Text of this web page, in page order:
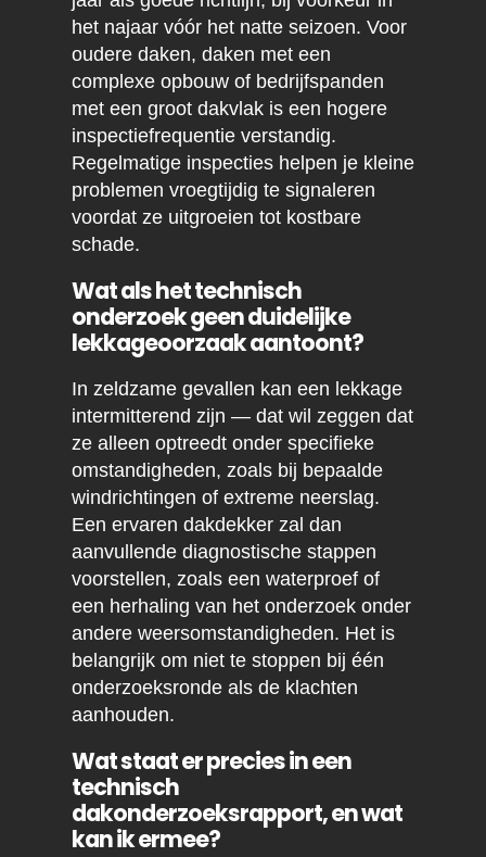
het najaar vóór het natte seizoen. Voor
oudere daken, daken met een
complexe opbouw of bedrijfspanden
met een groot dakvlak is een hogere
inspectiefrequentie verstandig.
Regelmatige inspecties helpen je kleine
problemen vroegtijdig te signaleren
voordat ze uitgroeien tot kostbare
schade.
Wat als het technisch
onderzoek geen duidelijke
lekkageoorzaak aantoont?
In zeldzame gevallen kan een lekkage
intermitterend zijn — dat wil zeggen dat
ze alleen optreedt onder specifieke
omstandigheden, zoals bij bepaalde
windrichtingen of extreme neerslag.
Een ervaren dakdekker zal dan
aanvullende diagnostische stappen
voorstellen, zoals een waterproef of
een herhaling van het onderzoek onder
andere weersomstandigheden. Het is
belangrijk om niet te stoppen bij één
onderzoeksronde als de klachten
aanhouden.
Wat staat er precies in een
technisch
dakonderzoeksrapport, en wat
kan ik ermee?